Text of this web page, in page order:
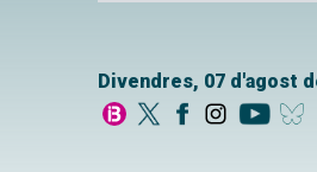
Divendres, 07 d'agost